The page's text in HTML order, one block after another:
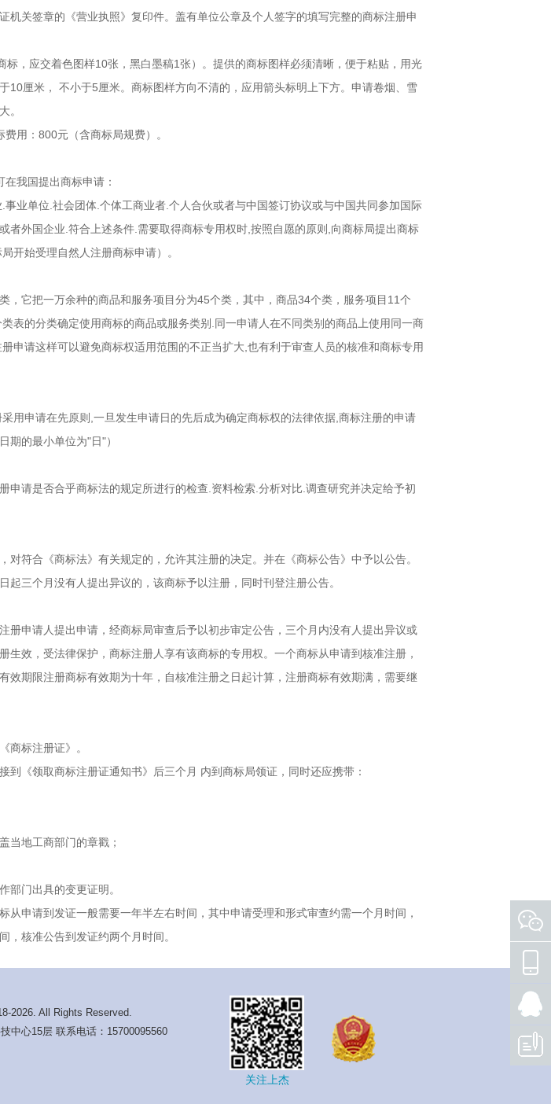
机关签章的《营业执照》复印件。盖有单位公章及个人签字的填写完整的商标注册申
标，应交着色图样10张，黑白墨稿1张）。提供的商标图样必须清晰，便于粘贴，用光
10厘米， 不小于5厘米。商标图样方向不清的，应用箭头标明上下方。申请卷烟、雪
。
用：800元（含商标局规费）。
我国提出商标申请：
业单位.社会团体.个体工商业者.个人合伙或者与中国签订协议或与中国共同参加国际
者外国企业.符合上述条件.需要取得商标专用权时,按照自愿的原则,向商标局提出商标
开始受理自然人注册商标申请）。
，它把一万余种的商品和服务项目分为45个类，其中，商品34个类，服务项目11个
表的分类确定使用商标的商品或服务类别.同一申请人在不同类别的商品上使用同一商
申请这样可以避免商标权适用范围的不正当扩大,也有利于审查人员的核准和商标专用
用申请在先原则,一旦发生申请日的先后成为确定商标权的法律依据,商标注册的申请
期的最小单位为"日"）
申请是否合乎商标法的规定所进行的检查.资料检索.分析对比.调查研究并决定给予初
对符合《商标法》有关规定的，允许其注册的决定。并在《商标公告》中予以公告。
起三个月没有人提出异议的，该商标予以注册，同时刊登注册公告。
册申请人提出申请，经商标局审查后予以初步审定公告，三个月内没有人提出异议或
生效，受法律保护，商标注册人享有该商标的专用权。一个商标从申请到核准注册，
效期限注册商标有效期为十年，自核准注册之日起计算，注册商标有效期满，需要继
商标注册证》。
到《领取商标注册证通知书》后三个月 内到商标局领证，同时还应携带：
当地工商部门的章戳；
部门出具的变更证明。
从申请到发证一般需要一年半左右时间，其中申请受理和形式审查约需一个月时间，
，核准公告到发证约两个月时间。
2026. All Rights Reserved.
中心15层 联系电话：15700095560
关注上杰